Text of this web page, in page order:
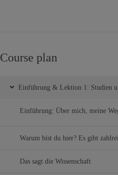
Course plan
Einführung & Lektion 1: Studien
Einführung: Über mich, meine
Warum bist du hier? Es gibt
Das sagt die Wissenschaft